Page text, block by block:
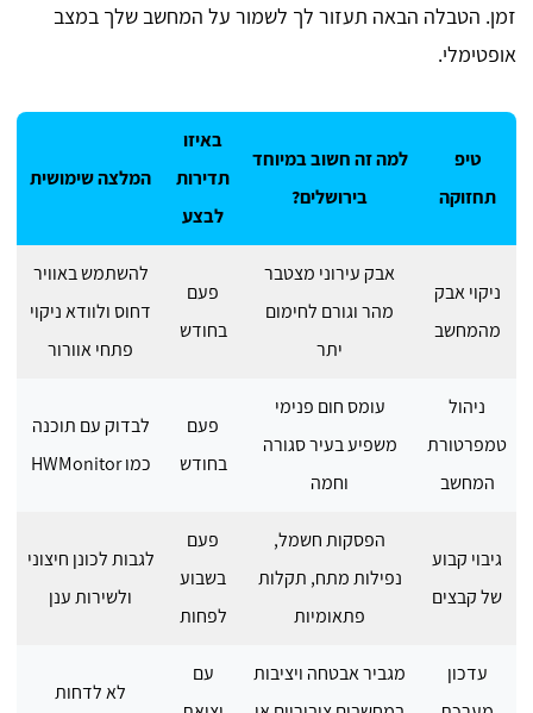
זמן. הטבלה הבאה תעזור לך לשמור על המחשב שלך במצב
אופטימלי.
טיפ
תחזוקה
למה זה חשוב במיוחד
בירושלים?
באיזו
תדירות
לבצע
המלצה שימושית
ניקוי אבק
מהמחשב
אבק עירוני מצטבר
מהר וגורם לחימום
יתר
פעם
בחודש
להשתמש באוויר
דחוס ולוודא ניקוי
פתחי אוורור
ניהול
טמפרטורת
המחשב
עומס חום פנימי
משפיע בעיר סגורה
וחמה
פעם
בחודש
לבדוק עם תוכנה
כמו HWMonitor
גיבוי קבוע
של קבצים
הפסקות חשמל,
נפילות מתח, תקלות
פתאומיות
פעם
בשבוע
לפחות
לגבות לכונן חיצוני
ולשירות ענן
עדכון
מגביר אבטחה ויציבות
עם
לא לדחות